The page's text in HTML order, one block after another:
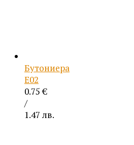
Бутониера
Е02
0.75€
/
1.47 лв.